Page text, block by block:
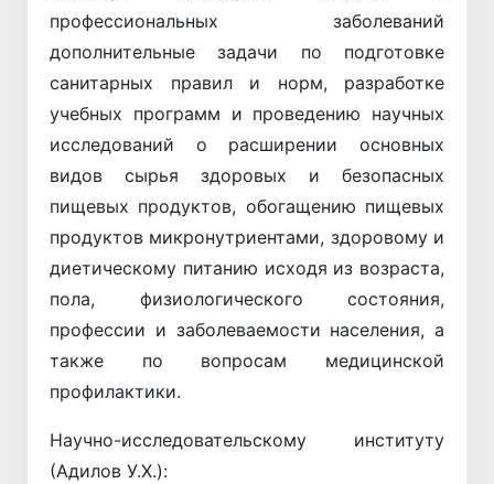
профессиональных заболеваний
дополнительные задачи по подготовке
санитарных правил и норм, разработке
учебных программ и проведению научных
исследований о расширении основных
видов сырья здоровых и безопасных
пищевых продуктов, обогащению пищевых
продуктов микронутриентами, здоровому и
диетическому питанию исходя из возраста,
пола, физиологического состояния,
профессии и заболеваемости населения, а
также по вопросам медицинской
профилактики.
Научно-исследовательскому институту
(Адилов У.Х.):